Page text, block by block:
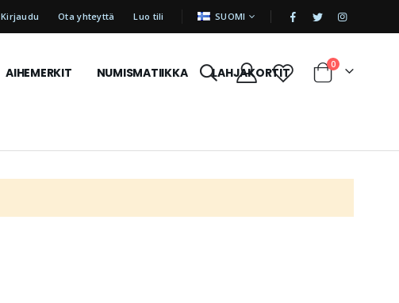
Kirjaudu Ota yhteyttä Luo tili KIELI SUOMI |
AIHEMERKIT NUMISMATIIKKA LAHJAKORTIT Cart
0tuotetta